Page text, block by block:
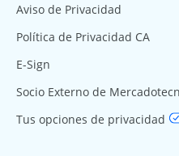
Aviso de Privacidad
Política de Privacidad CA
E-Sign
Socio Externo de
Tus opciones de privacidad